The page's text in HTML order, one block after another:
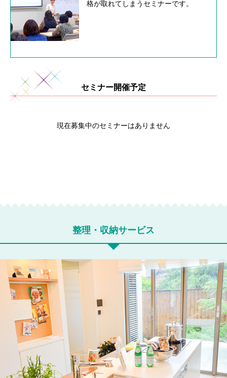
格が取れてしまうセミナーです。
セミナー開催予定
現在募集中のセミナーはありません
整理・収納サービス